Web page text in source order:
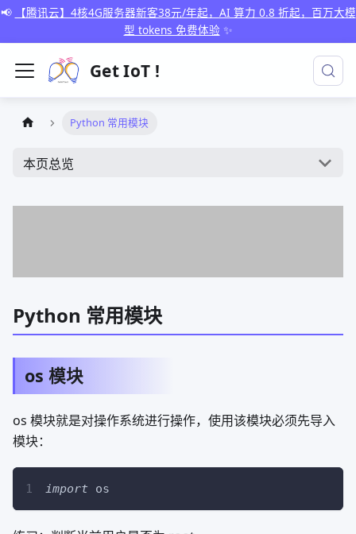
📢
【腾讯云】4核4G服务器新客38元/年起，AI 算力 0.8 折起，百万大模
型 tokens 免费体验 ✨
Get IoT !
Python 常用模块
本页总览
Python 常用模块
os 模块
os 模块就是对操作系统进行操作，使用该模块必须先导入
模块：
import os